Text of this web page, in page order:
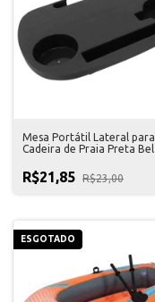
Mesa Portátil Lateral para
Cadeira de Praia Preta Bel
R$21,85 R$23,00
ESGOTADO